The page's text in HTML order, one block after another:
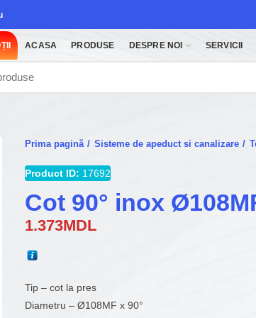
ACASA PRODUSE DESPRE NOI SERVICII
Prima pagină Sisteme de apeduct si canalizare
Product ID: 17692
Cot 90° inox
1.373MDL
Tip – cot la pres
Diametru – Ø108MF x 90°